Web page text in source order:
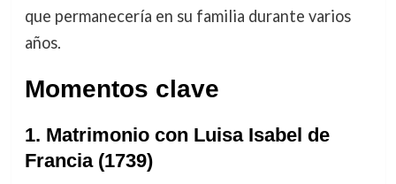
que permanecería en su familia durante varios
años.
Momentos clave
1. Matrimonio con Luisa Isabel de
Francia (1739)